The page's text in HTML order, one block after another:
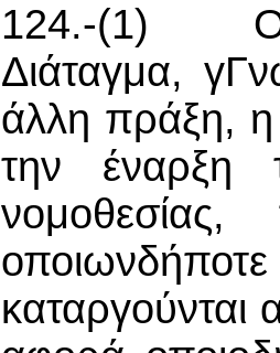
124.-(1)
Διάταγμα,
άλλη πράξη, η
την έναρξη